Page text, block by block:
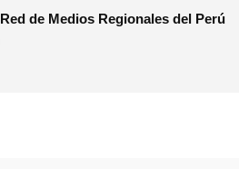
Red de Medios Regionales del Perú